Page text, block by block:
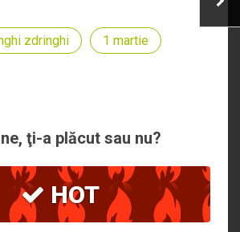
zdringhi 1 martie
ţi-a plăcut sau nu?
HOT